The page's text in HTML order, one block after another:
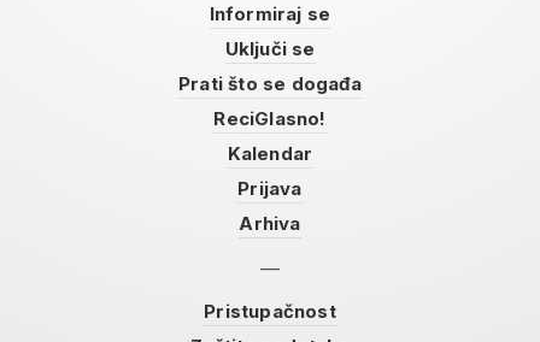
Informiraj se
Uključi se
Prati što se događa
ReciGlasno!
Kalendar
Prijava
Arhiva
Pristupačnost